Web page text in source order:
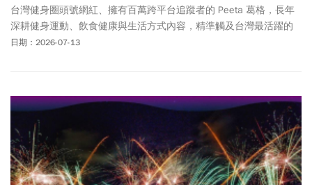
台灣健身圈頭號網紅、擁有百萬跨平台追蹤者的 Peeta 葛格，長年
深耕健身運動、飲食健康與生活方式內容，精準觸及台灣最活躍的
年輕都會族群。憑藉對健身社群與娛樂文化的雙重洞察，Peeta 於
日期：2026-07-13